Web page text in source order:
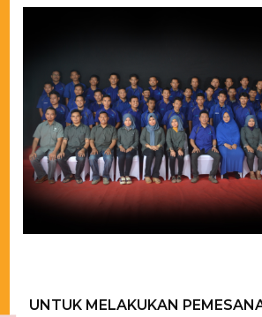
UNTUK MELAKUKAN